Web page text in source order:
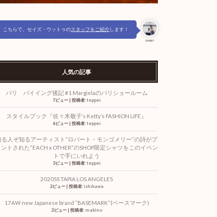
owner
こちらで、セイズ・ウットゥのスタッフをご紹介します！
人気の記事
パリ バイイング後記 #1 Margielaのパリショールーム
7ビュー| 投稿者:teppei
スタイルブック『佐々木敬子’s Ketty’s FASHION LIFE』
6ビュー| 投稿者:teppei
る人ぞ知るアーティスト”ロバート・モンゴメリー”の詩がプ
トされた”EACH x OTHER”のSHOP限定シャツをこのイベン
トで手にいれよう
3ビュー| 投稿者:teppei
2020SS TAPIA LOS ANGELES
2ビュー| 投稿者:ishikawa
17AW new Japanese brand “BASEMARK”(ベースマーク)
2ビュー| 投稿者: makino